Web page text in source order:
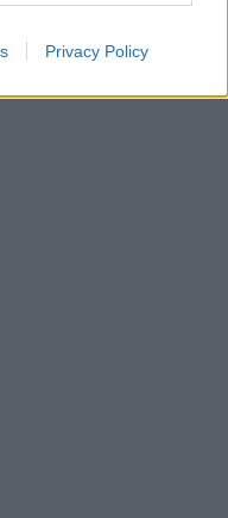
Privacy Policy